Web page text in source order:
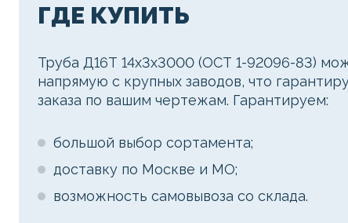
ГДЕ КУПИТЬ
Труба Д16Т 14х3х3000 (ОСТ 1-92096-83)
напрямую с крупных заводов, что
заказа по вашим чертежам. Гарантируем:
большой выбор сортамента;
доставку по Москве и МО;
возможность самовывоза со склада.